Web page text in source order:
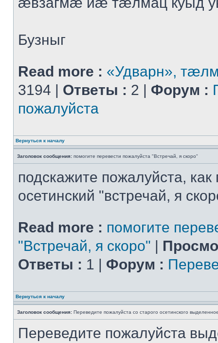
Бузныг
Read more : «Удварн»,
3194 | Ответы : 2 | Форум :
пожалуйста
Вернуться к началу
Заголовок сообщения: помогите перевести пожалуйста "Встречай, я скоро"
подскажите пожалуйста, как
осетинский "встречай, я
Read more : помогите
"Встречай, я скоро" |
Ответы : 1 | Форум :
Вернуться к началу
Заголовок сообщения: Переведите пожалуйста со старого осетинского
Переведите пожалуйста